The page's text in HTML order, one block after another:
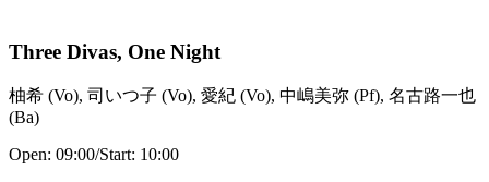
Three Divas, One Night
柚希 (Vo), 司いつ子 (Vo), 愛紀 (Vo), 中嶋美弥 (Pf), 名古路一也
(Ba)
Open: 09:00/Start: 10:00